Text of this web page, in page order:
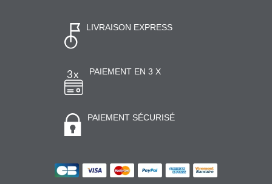
LIVRAISON EXPRESS
PAIEMENT EN 3 X
PAIEMENT SÉCURISÉ